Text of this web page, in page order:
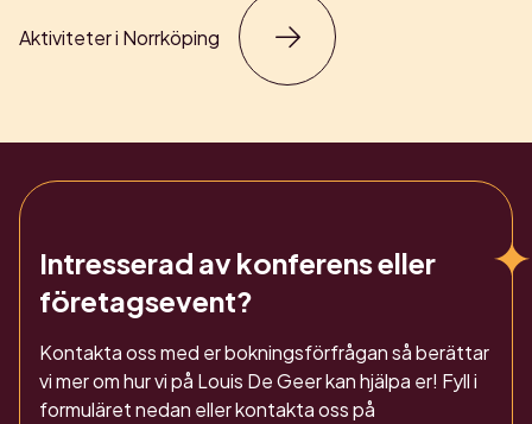
Aktiviteter i Norrköping
Intresserad av konferens eller
företagsevent?
Kontakta oss med er bokningsförfrågan så berättar
vi mer om hur vi på Louis De Geer kan hjälpa er! Fyll i
formuläret nedan eller kontakta oss på